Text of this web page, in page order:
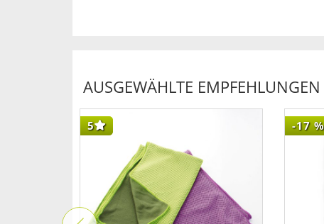
AUSGEWÄHLTE EMPFEHLUNGEN
5 -17 %